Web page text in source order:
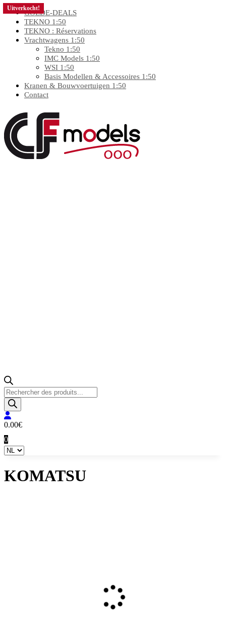
GOEDE-DEALS
TEKNO 1:50
TEKNO : Réservations
Vrachtwagens 1:50
Tekno 1:50
IMC Models 1:50
WSI 1:50
Basis Modellen & Accessoires 1:50
Kranen & Bouwvoertuigen 1:50
Contact
Producten
zoeken
0.00€
0
KOMATSU
Uitverkocht!
Uitverkocht!
Uitverkocht!
Uitverkocht!